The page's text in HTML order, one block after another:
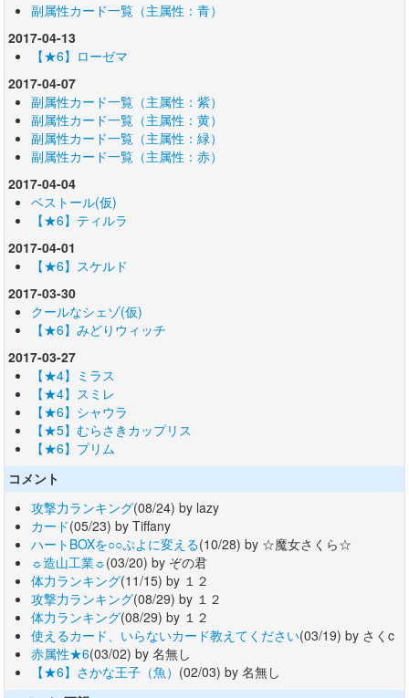
副属性カード一覧（主属性：青）
2017-04-13
【★6】ローゼマ
2017-04-07
副属性カード一覧（主属性：紫）
副属性カード一覧（主属性：黄）
副属性カード一覧（主属性：緑）
副属性カード一覧（主属性：赤）
2017-04-04
ベストール(仮)
【★6】ティルラ
2017-04-01
【★6】スケルド
2017-03-30
クールなシェゾ(仮)
【★6】みどりウィッチ
2017-03-27
【★4】ミラス
【★4】スミレ
【★6】シャウラ
【★5】むらさきカップリス
【★6】プリム
コメント
攻撃力ランキング(08/24) by lazy
カード(05/23) by Tiffany
ハートBOXを○○ぷよに変える(10/28) by ☆魔女さくら☆
☼造山工業☼(03/20) by ぞの君
体力ランキング(11/15) by １２
攻撃力ランキング(08/29) by １２
体力ランキング(08/29) by １２
使えるカード、いらないカード教えてください(03/19) by さくc
赤属性★6(03/02) by 名無し
【★6】さかな王子（魚） (02/03) by 名無し